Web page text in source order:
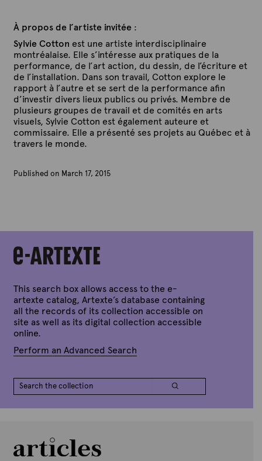
À propos de l’artiste invitée:
Sylvie Cotton est une artiste interdisciplinaire
montréalaise. Elle s’intéresse aux pratiques de la
performance, de l’art action, du dessin, de l’écriture et
de l’installation. Dans son travail, Cotton explore le
rapport à l’autre et se sert de la performance afin
d’investir divers lieux publics ou privés. Membre de
plusieurs groupes de travail et de comités en arts
visuels, Sylvie Cotton est également auteure et
commissaire. Elle a présenté ses projets au Québec et à
travers le monde.
Published on March 17, 2015
x
t
This search box allows access to the e-
artexte catalog, Artexte’s database containing
all the records of its collection accessible on
site as well as its digital collection accessible
online.
Perform an Advanced Search